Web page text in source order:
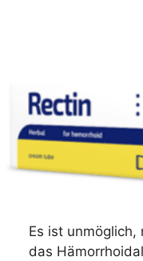
Es ist unmöglich,
das